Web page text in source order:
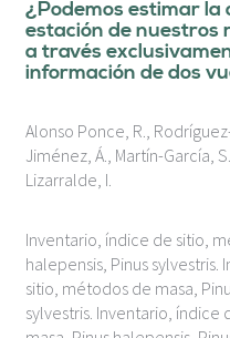
¿Podemos estimar la
estación de nuestros
a través
información de dos
Alonso Ponce, R.,
Jiménez, Á., Martín-García,
Lizarralde, I.
Inventario, índice de sitio,
halepensis, Pinus
sitio, métodos de masa,
sylvestris. Inventario,